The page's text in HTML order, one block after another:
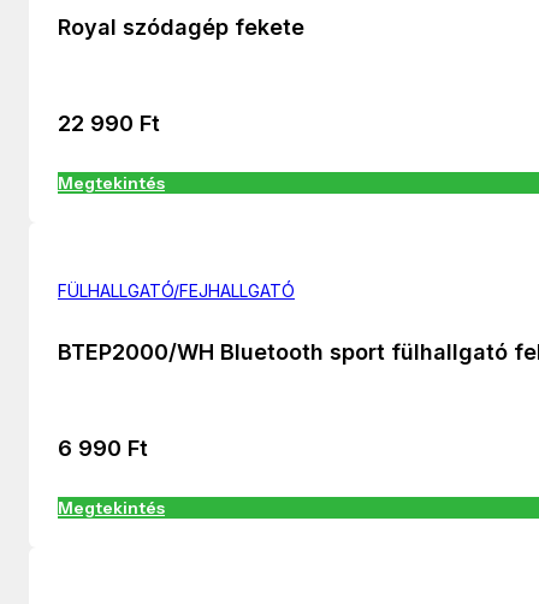
Royal szódagép fekete
22 990 Ft
Megtekintés
FÜLHALLGATÓ/FEJHALLGATÓ
BTEP2000/WH Bluetooth sport fülhallgató
6 990 Ft
Megtekintés